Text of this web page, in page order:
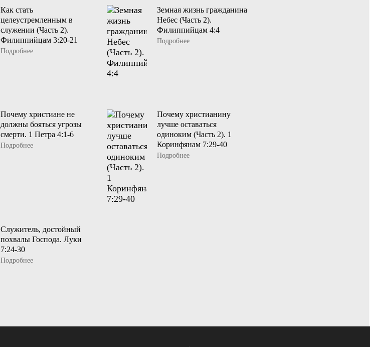
Как стать
целеустремленным в
служении (Часть 2).
Филиппийцам 3:20-21
Подробнее
Земная жизнь гражданина
Небес (Часть 2).
Филиппийцам 4:4
Подробнее
Почему христиане не
должны бояться угрозы
смерти. 1 Петра 4:1-6
Подробнее
Почему христианину
лучше оставаться
одиноким (Часть 2). 1
Коринфянам 7:29-40
Подробнее
Служитель, достойный
похвалы Господа. Луки
7:24-30
Подробнее